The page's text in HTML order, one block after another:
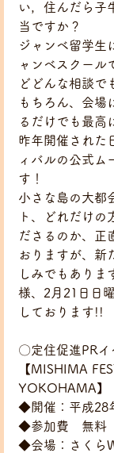
い，住んだら子
当ですか？
ジャンベ留学生
ャンベスクール
どどんな相談で
もちろん、会場
るだけでも最高
昨年開催された
ィバルの公式ム
す！
小さな島の大都
ト、どれだけの
ださるのか、正
おりますが、新
しみでもありま
様、2月21日日
しております!!
〇定住促進PRイ
【MISHIMA
YOKOHAMA】
◆開催：平成28
◆参加費　無料
◆会場：さくら